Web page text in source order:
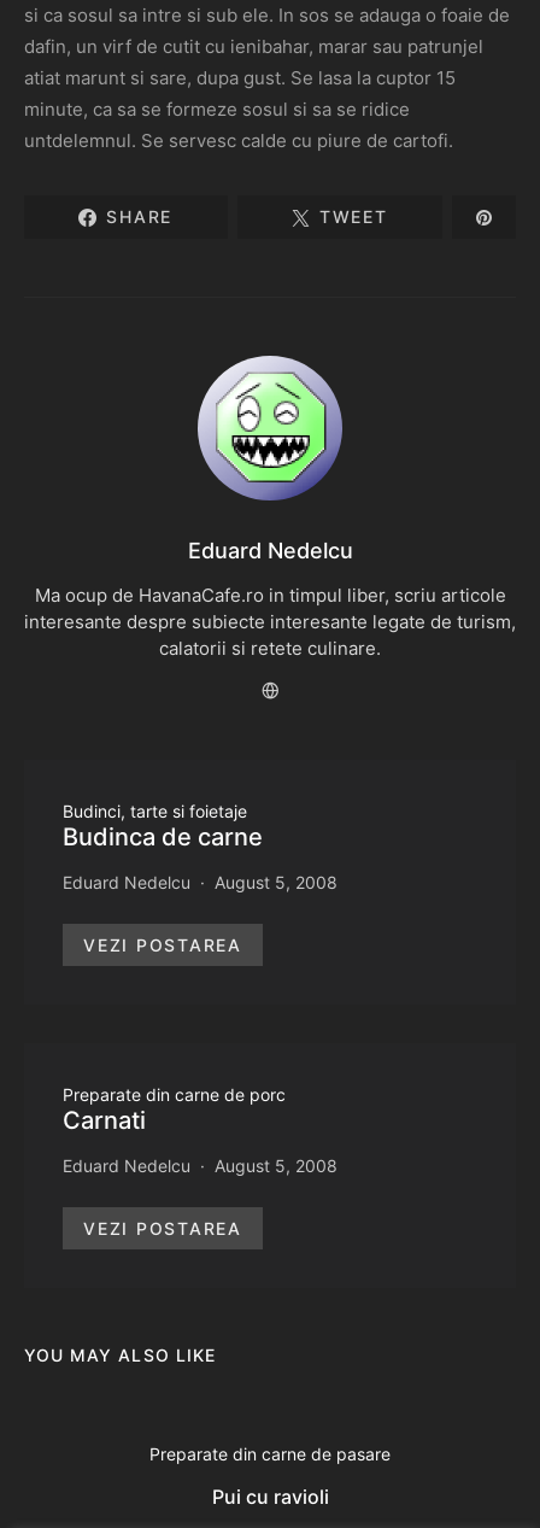
si ca sosul sa intre si sub ele. In sos se adauga o foaie de
dafin, un virf de cutit cu ienibahar, marar sau patrunjel
atiat marunt si sare, dupa gust. Se lasa la cuptor 15
minute, ca sa se formeze sosul si sa se ridice
untdelemnul. Se servesc calde cu piure de cartofi.
SHARE TWEET
Eduard Nedelcu
Ma ocup de HavanaCafe.ro in timpul liber, scriu articole
interesante despre subiecte interesante legate de turism,
calatorii si retete culinare.
Budinci, tarte si foietaje
Budinca de carne
Eduard Nedelcu August 5, 2008
VEZI POSTAREA
Preparate din carne de porc
Carnati
Eduard Nedelcu August 5, 2008
VEZI POSTAREA
YOU MAY ALSO LIKE
Preparate din carne de pasare
Pui cu ravioli